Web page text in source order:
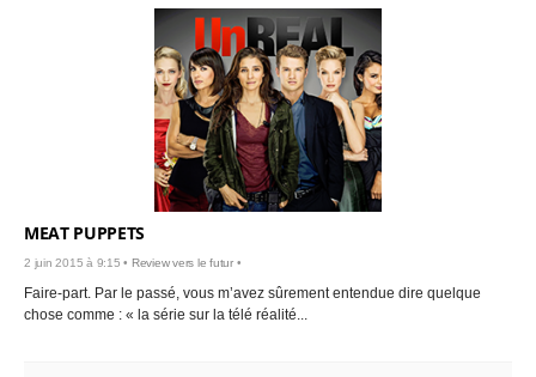
MEAT PUPPETS
2 juin 2015 à 9:15 • Review vers le futur•
Faire-part. Par le passé, vous m’avez sûrement entendue dire quelque
chose comme : « la série sur la télé réalité...